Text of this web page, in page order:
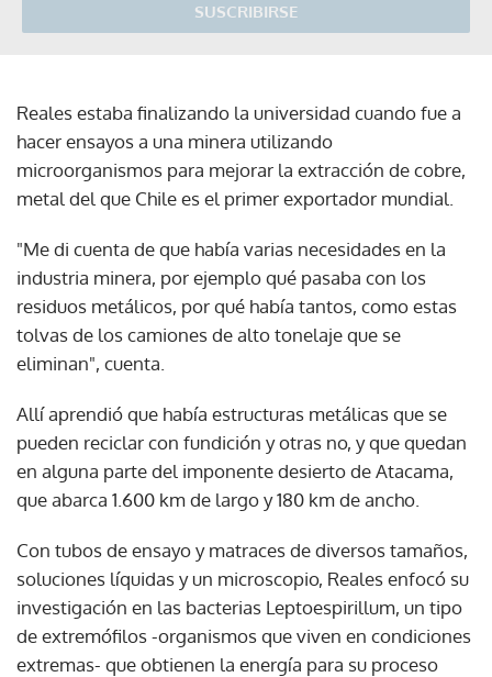
SUSCRIBIRSE
Reales estaba finalizando la universidad cuando fue a
hacer ensayos a una minera utilizando
microorganismos para mejorar la extracción de cobre,
metal del que Chile es el primer exportador mundial.
"Me di cuenta de que había varias necesidades en la
industria minera, por ejemplo qué pasaba con los
residuos metálicos, por qué había tantos, como estas
tolvas de los camiones de alto tonelaje que se
eliminan", cuenta.
Allí aprendió que había estructuras metálicas que se
pueden reciclar con fundición y otras no, y que quedan
en alguna parte del imponente desierto de Atacama,
que abarca 1.600 km de largo y 180 km de ancho.
Con tubos de ensayo y matraces de diversos tamaños,
soluciones líquidas y un microscopio, Reales enfocó su
investigación en las bacterias Leptoespirillum, un tipo
de extremófilos -organismos que viven en condiciones
extremas- que obtienen la energía para su proceso